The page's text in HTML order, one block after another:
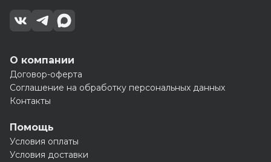
О компании
Договор-оферта
Соглашение на обработку персональных данных
Контакты
Помощь
Условия оплаты
Условия доставки